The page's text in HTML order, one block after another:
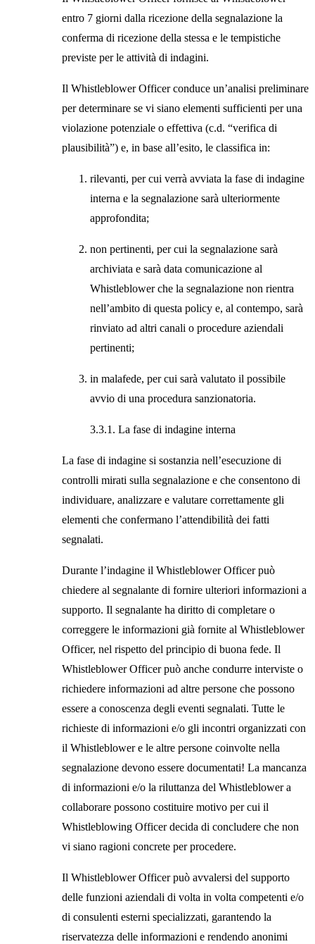
entro 7 giorni dalla ricezione della segnalazione la
conferma di ricezione della stessa e le tempistiche
previste per le attività di indagini.
Il Whistleblower Officer conduce un’analisi preliminare
per determinare se vi siano elementi sufficienti per una
violazione potenziale o effettiva (c.d. “verifica di
plausibilità”) e, in base all’esito, le classifica in:
rilevanti, per cui verrà avviata la fase di indagine
interna e la segnalazione sarà ulteriormente
approfondita;
non pertinenti, per cui la segnalazione sarà
archiviata e sarà data comunicazione al
Whistleblower che la segnalazione non rientra
nell’ambito di questa policy e, al contempo, sarà
rinviato ad altri canali o procedure aziendali
pertinenti;
in malafede, per cui sarà valutato il possibile
avvio di una procedura sanzionatoria.
3.3.1. La fase di indagine interna
La fase di indagine si sostanzia nell’esecuzione di
controlli mirati sulla segnalazione e che consentono di
individuare, analizzare e valutare correttamente gli
elementi che confermano l’attendibilità dei fatti
segnalati.
Durante l’indagine il Whistleblower Officer può
chiedere al segnalante di fornire ulteriori informazioni a
supporto. Il segnalante ha diritto di completare o
correggere le informazioni già fornite al Whistleblower
Officer, nel rispetto del principio di buona fede. Il
Whistleblower Officer può anche condurre interviste o
richiedere informazioni ad altre persone che possono
essere a conoscenza degli eventi segnalati. Tutte le
richieste di informazioni e/o gli incontri organizzati con
il Whistleblower e le altre persone coinvolte nella
segnalazione devono essere documentati! La mancanza
di informazioni e/o la riluttanza del Whistleblower a
collaborare possono costituire motivo per cui il
Whistleblowing Officer decida di concludere che non
vi siano ragioni concrete per procedere.
Il Whistleblower Officer può avvalersi del supporto
delle funzioni aziendali di volta in volta competenti e/o
di consulenti esterni specializzati, garantendo la
riservatezza delle informazioni e rendendo anonimi